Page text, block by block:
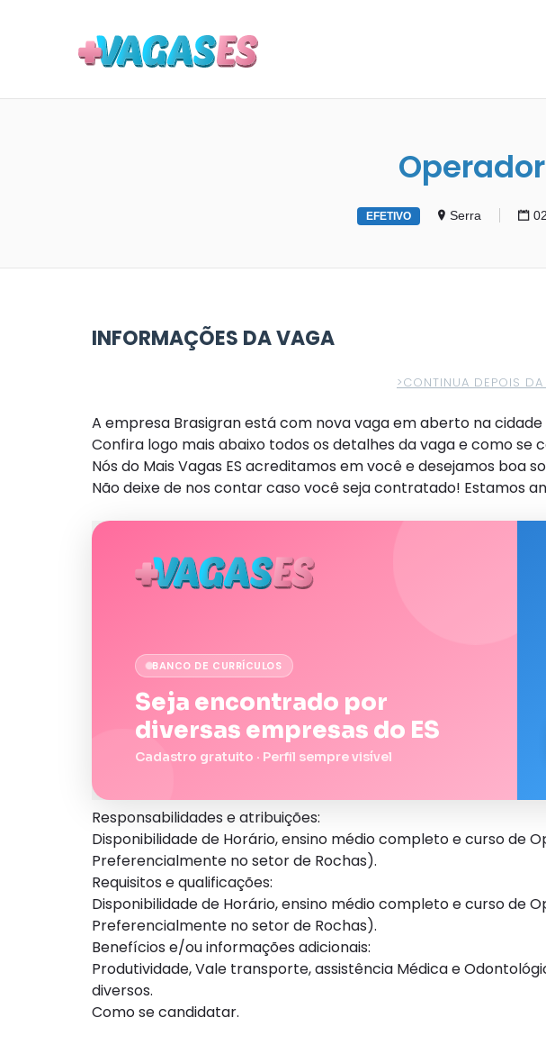
EFETIVO Serra
INFORMAÇÕES DA VAGA
>CONTINUA DEPOIS DA
A empresa Brasigran está com nova vaga em aberto na
Confira logo mais abaixo todos os detalhes da vaga e como
Nós do Mais Vagas ES acreditamos em você e desejamos boa
Não deixe de nos contar caso você seja contratado! Estamos
BANCO DE CURRÍCULOS
Seja encontrado por
diversas empresas do ES
Cadastro gratuito · Perfil sempre visível
Responsabilidades e atribuições:
Disponibilidade de Horário, ensino médio completo e curso de
Preferencialmente no setor de Rochas).
Requisitos e qualificações:
Disponibilidade de Horário, ensino médio completo e curso de
Preferencialmente no setor de Rochas).
Benefícios e/ou informações adicionais:
Produtividade, Vale transporte, assistência Médica e
diversos.
Como se candidatar.